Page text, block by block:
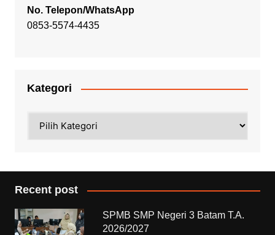
No. Telepon/WhatsApp
0853-5574-4435
Kategori
Recent post
SPMB SMP Negeri 3 Batam T.A.
2026/2027